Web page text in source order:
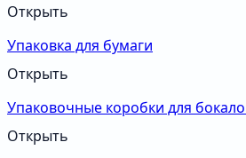
Открыть
Упаковка для бумаги
Открыть
Упаковочные коробки для
Открыть